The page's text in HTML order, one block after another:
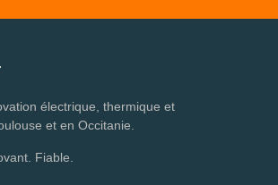
électrique, thermique et
et en Occitanie.
Fiable.